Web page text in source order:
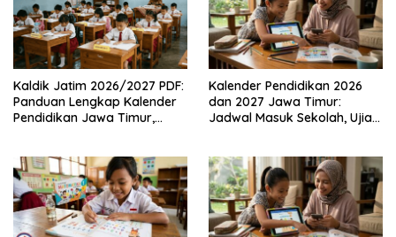
Kaldik Jatim 2026/2027 PDF:
Panduan Lengkap Kalender
Pendidikan Jawa Timur,
Kalender Pendidikan 2026
dan 2027 Jawa Timur:
Jadwal Masuk Sekolah, Ujian,